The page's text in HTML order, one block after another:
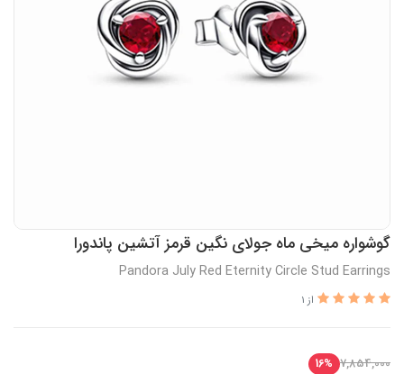
گوشواره میخی ماه جولای نگین قرمز آتشین پاندورا
Pandora July Red Eternity Circle Stud Earrings
از 1
7,854,000
16%